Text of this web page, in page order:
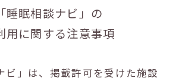
「睡眠相談ナビ」の
用に関する注意事項
ビ」は、掲載許可を受けた施設